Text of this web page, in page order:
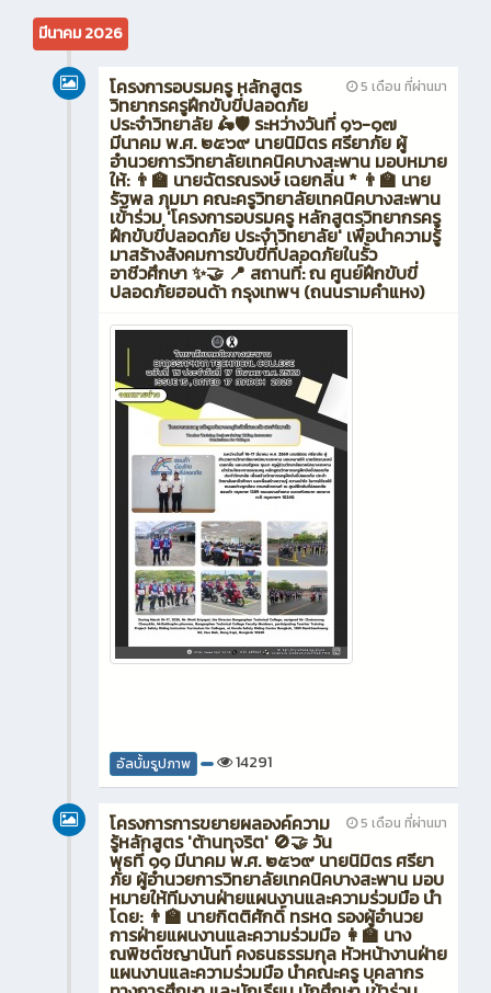
มีนาคม 2026
5 เดือน ที่ผ่านมา
โครงการอบรมครู หลักสูตร
วิทยากรครูฝึกขับขี่ปลอดภัย
ประจำวิทยาลัย 🛵🛡️ ระหว่างวันที่ ๑๖-๑๗
มีนาคม พ.ศ. ๒๕๖๙ นายนิมิตร ศรียาภัย ผู้
อำนวยการวิทยาลัยเทคนิคบางสะพาน มอบหมาย
ให้: 👨‍🏫 นายฉัตรณรงษ์ เฉยกลิ่น * 👨‍🏫 นาย
รัฐพล ภุมมา คณะครูวิทยาลัยเทคนิคบางสะพาน
เข้าร่วม 'โครงการอบรมครู หลักสูตรวิทยากรครู
ฝึกขับขี่ปลอดภัย ประจำวิทยาลัย' เพื่อนำความรู้
มาสร้างสังคมการขับขี่ที่ปลอดภัยในรั้ว
อาชีวศึกษา ✨🤝 📍 สถานที่: ณ ศูนย์ฝึกขับขี่
ปลอดภัยฮอนด้า กรุงเทพฯ (ถนนรามคำแหง)
อัลบั้มรูปภาพ 14291
5 เดือน ที่ผ่านมา
โครงการการขยายผลองค์ความ
รู้หลักสูตร 'ต้านทุจริต' 🚫🤝 วัน
พุธที่ ๑๑ มีนาคม พ.ศ. ๒๕๖๙ นายนิมิตร ศรียา
ภัย ผู้อำนวยการวิทยาลัยเทคนิคบางสะพาน มอบ
หมายให้ทีมงานฝ่ายแผนงานและความร่วมมือ นำ
โดย: 👨‍🏫 นายกิตติศักดิ์ ทรหด รองผู้อำนวย
การฝ่ายแผนงานและความร่วมมือ 👩‍🏫 นาง
ณพิชต์ชญานันท์ คงธนธรรมกุล หัวหน้างานฝ่าย
แผนงานและความร่วมมือ นำคณะครู บุคลากร